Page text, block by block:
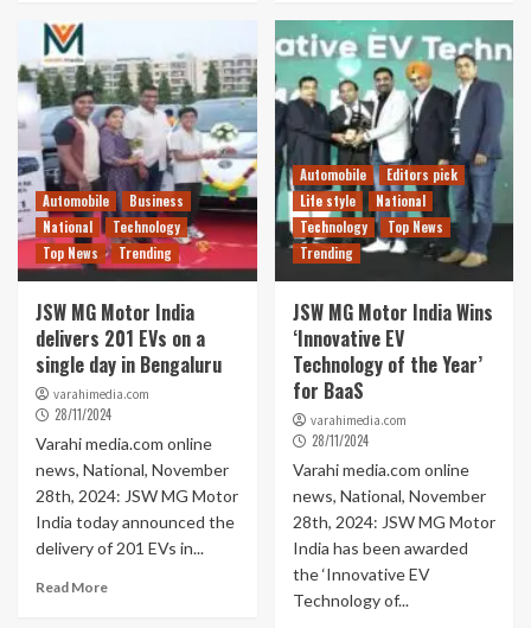
Automobile
Business
National
Technology
Top News
Trending
JSW MG Motor India
delivers 201 EVs on a
single day in Bengaluru
varahimedia.com
28/11/2024
Varahi media.com online
news, National, November
28th, 2024: JSW MG Motor
India today announced the
delivery of 201 EVs in...
Read More
Automobile
Editors pick
Life style
National
Technology
Top News
Trending
JSW MG Motor India Wins
‘Innovative EV
Technology of the Year’
for BaaS
varahimedia.com
28/11/2024
Varahi media.com online
news, National, November
28th, 2024: JSW MG Motor
India has been awarded
the ‘Innovative EV
Technology of...